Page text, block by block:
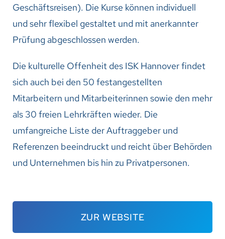
Geschäftsreisen). Die Kurse können individuell
und sehr flexibel gestaltet und mit anerkannter
Prüfung abgeschlossen werden.
Die kulturelle Offenheit des ISK Hannover findet
sich auch bei den 50 festangestellten
Mitarbeitern und Mitarbeiterinnen sowie den mehr
als 30 freien Lehrkräften wieder. Die
umfangreiche Liste der Auftraggeber und
Referenzen beeindruckt und reicht über Behörden
und Unternehmen bis hin zu Privatpersonen.
ZUR WEBSITE